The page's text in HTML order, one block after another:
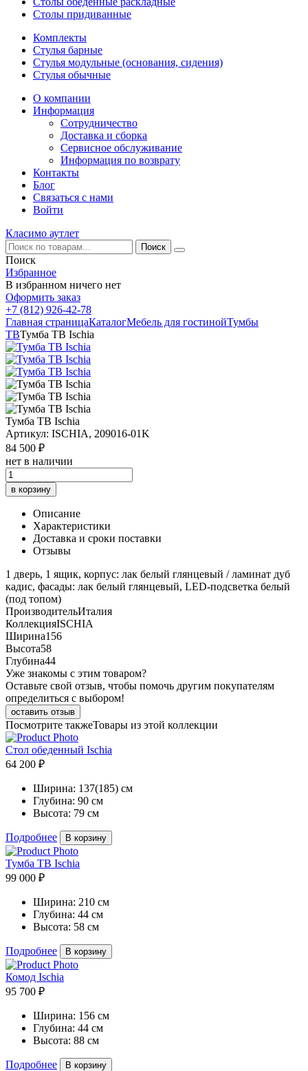
Столы придиванные
Комплекты
Стулья барные
Стулья модульные (основания, сидения)
Стулья обычные
О компании
Информация
Сотрудничество
Доставка и сборка
Сервисное обслуживание
Информация по возврату
Контакты
Блог
Связаться с нами
Войти
Класимо аутлет
Поиск
Избранное
В избранном ничего нет
Оформить заказ
+7 (812) 926-42-78
Главная страницаКаталогМебель для гостинойТумбы
ТВТумба ТВ Ischia
Тумба ТВ Ischia
Артикул: ISCHIA, 209016-01K
84 500 ₽
нет в наличии
в корзину
Описание
Характеристики
Доставка и сроки поставки
Отзывы
1 дверь, 1 ящик, корпус: лак белый глянцевый / ламинат дуб
кадис, фасады: лак белый глянцевый, LED-подсветка белый
(под топом)
ПроизводительИталия
КоллекцияISCHIA
Ширина156
Высота58
Глубина44
Уже знакомы с этим товаром?
Оставьте свой отзыв, чтобы помочь другим покупателям
определиться с выбором!
оставить отзыв
Посмотрите такжеТовары из этой коллекции
Стол обеденный Ischia
64 200 ₽
Ширина: 137(185) см
Глубина: 90 см
Высота: 79 см
Подробнее В корзину
Тумба ТВ Ischia
99 000 ₽
Ширина: 210 см
Глубина: 44 см
Высота: 58 см
Подробнее В корзину
Комод Ischia
95 700 ₽
Ширина: 156 см
Глубина: 44 см
Высота: 88 см
Подробнее В корзину